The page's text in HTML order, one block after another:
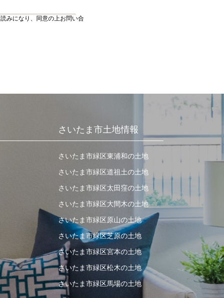
みになり、同意の上お問い合
さいたま市土地情報
さいたま市緑区東浦和の土地
さいたま市緑区道祖土の土地
さいたま市緑区太田窪の土地
さいたま市緑区大間木の土地
さいたま市緑区原山の土地
さいたま市緑区芝原の土地
さいたま市緑区宮本の土地
さいたま市緑区松木の土地
さいたま市緑区馬場の土地